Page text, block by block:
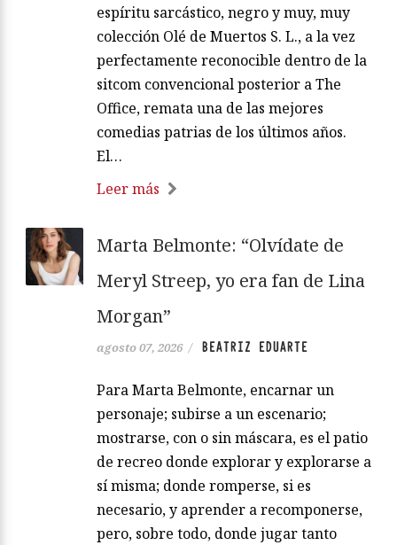
espíritu sarcástico, negro y muy, muy
colección Olé de Muertos S. L., a la vez
perfectamente reconocible dentro de la
sitcom convencional posterior a The
Office, remata una de las mejores
comedias patrias de los últimos años.
El…
Leer más
Marta Belmonte: “Olvídate de
Meryl Streep, yo era fan de Lina
Morgan”
agosto 07, 2026 / BEATRIZ EDUARTE
Para Marta Belmonte, encarnar un
personaje; subirse a un escenario;
mostrarse, con o sin máscara, es el patio
de recreo donde explorar y explorarse a
sí misma; donde romperse, si es
necesario, y aprender a recomponerse,
pero, sobre todo, donde jugar tanto